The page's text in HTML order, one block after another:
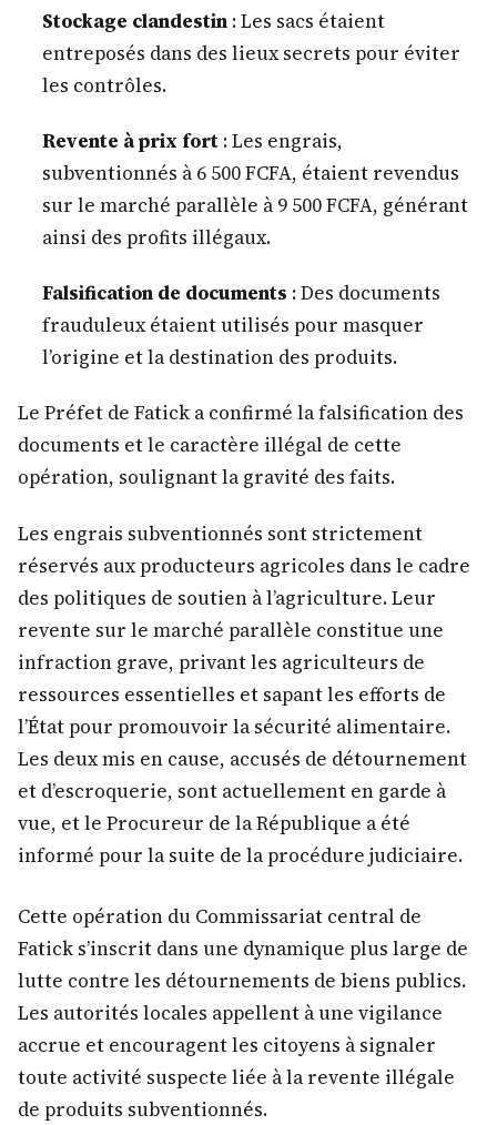
Stockage clandestin: Les sacs étaient
entreposés dans des lieux secrets pour éviter
les contrôles.
Revente à prix fort: Les engrais,
subventionnés à 6 500 FCFA, étaient revendus
sur le marché parallèle à 9 500 FCFA, générant
ainsi des profits illégaux.
Falsification de documents : Des documents
frauduleux étaient utilisés pour masquer
l’origine et la destination des produits.
Le Préfet de Fatick a confirmé la falsification des
documents et le caractère illégal de cette
opération, soulignant la gravité des faits.
Les engrais subventionnés sont strictement
réservés aux producteurs agricoles dans le cadre
des politiques de soutien à l’agriculture. Leur
revente sur le marché parallèle constitue une
infraction grave, privant les agriculteurs de
ressources essentielles et sapant les efforts de
l’État pour promouvoir la sécurité alimentaire.
Les deux mis en cause, accusés de détournement
et d’escroquerie, sont actuellement en garde à
vue, et le Procureur de la République a été
informé pour la suite de la procédure judiciaire.
Cette opération du Commissariat central de
Fatick s’inscrit dans une dynamique plus large de
lutte contre les détournements de biens publics.
Les autorités locales appellent à une vigilance
accrue et encouragent les citoyens à signaler
toute activité suspecte liée à la revente illégale
de produits subventionnés.